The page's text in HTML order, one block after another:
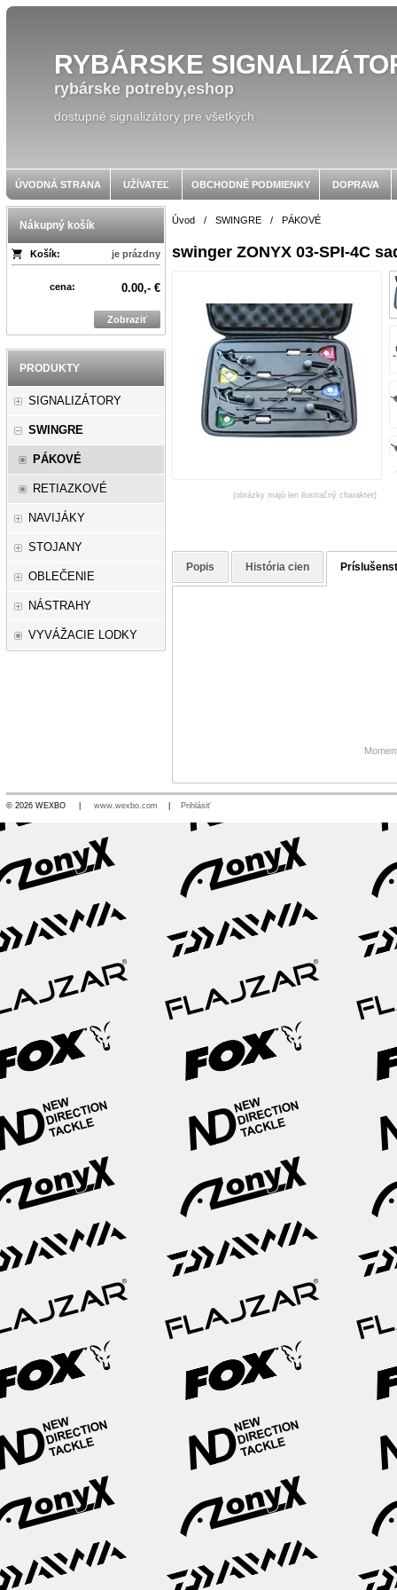
RYBÁRSKE
rybárske potreby,eshop
dostupné signalizátory pre všetkých
ÚVODNÁ STRANA UŽÍVATEĽ OBCHODNÉ PODMIENKY DOPRAVA
Nákupný košík
Košík: je prázdny
cena: 0.00,- €
Zobraziť
PRODUKTY
SIGNALIZÁTORY
SWINGRE
PÁKOVÉ
RETIAZKOVÉ
NAVIJÁKY
STOJANY
OBLEČENIE
NÁSTRAHY
VYVÁŽACIE LODKY
Úvod / SWINGRE / PÁKOVÉ
swinger ZONYX 03-SPI-4C
(obrázky majú len ilustračný charakter)
Popis História cien
© 2026 WEXBO | www.wexbo.com Prihlásiť